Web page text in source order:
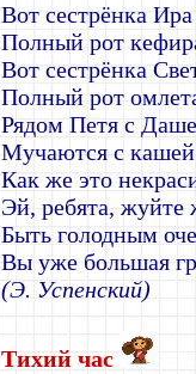
Вот сестрёнка
Полный рот
Вот сестрёнка
Полный рот
Рядом Петя с
Мучаются с
Как же это
Эй, ребята, жуйте
Быть голодным
Вы уже большая
(Э. Успенский)
Тихий час